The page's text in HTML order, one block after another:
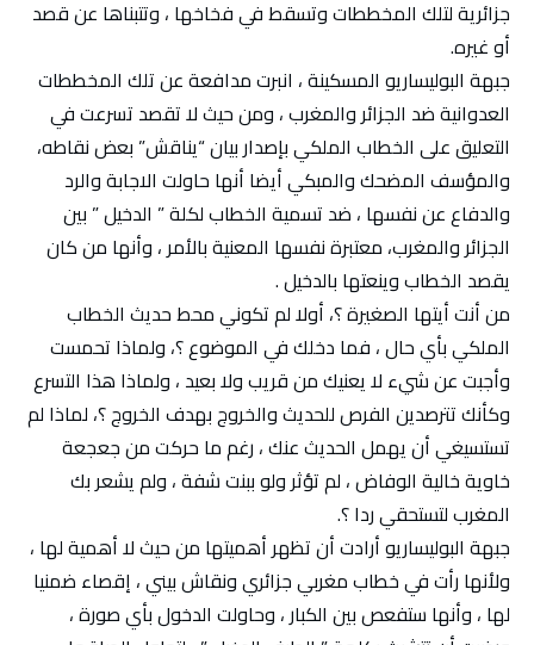
جزائرية لتلك المخططات وتسقط في فخاخها ، وتتبناها عن قصد
أو غيره.
جبهة البوليساريو المسكينة ، انبرت مدافعة عن تلك المخططات
العدوانية ضد الجزائر والمغرب ، ومن حيث لا تقصد تسرعت في
التعليق على الخطاب الملكي بإصدار بيان “يناقش” بعض نقاطه،
والمؤسف المضحك والمبكي أيضا أنها حاولت الاجابة والرد
والدفاع عن نفسها ، ضد تسمية الخطاب لكلة ” الدخيل ” بين
الجزائر والمغرب، معتبرة نفسها المعنية بالأمر ، وأنها من كان
يقصد الخطاب وينعتها بالدخيل .
من أنت أيتها الصغيرة ؟، أولا لم تكوني محط حديث الخطاب
الملكي بأي حال ، فما دخلك في الموضوع ؟، ولماذا تحمست
وأجبت عن شيء لا يعنيك من قريب ولا بعيد ، ولماذا هذا التسرع
وكأنك تترصدين الفرص للحديث والخروج بهدف الخروج ؟، لماذا لم
تستسيغي أن يهمل الحديث عنك ، رغم ما حركت من جعجعة
خاوية خالية الوفاض ، لم تؤثر ولو ببنت شفة ، ولم يشعر بك
المغرب لتستحقي ردا ؟.
جبهة البوليساريو أرادت أن تظهر أهميتها من حيث لا أهمية لها ،
ولأنها رأت في خطاب مغربي جزائري ونقاش بيني ، إقصاء ضمنيا
لها ، وأنها ستفعص بين الكبار ، وحاولت الدخول بأي صورة ،